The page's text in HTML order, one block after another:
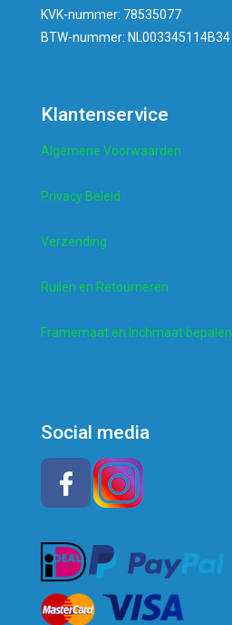
KVK-nummer: 78535077
BTW-nummer: NL003345114B34
Klantenservice
Algemene Voorwaarden
Privacy Beleid
Verzending
Ruilen en Retourneren
Framemaat en Inchmaat bepalen
Social media